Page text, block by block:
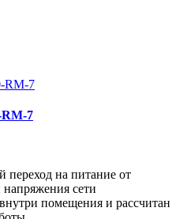
RM-7
переход на питание от
напряжения сети
помещения и рассчитан